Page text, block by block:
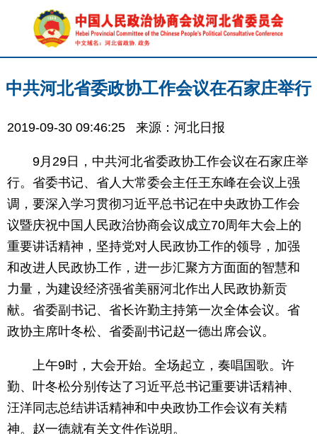
中共河北省委政协工作会议在石家庄举行
2019-09-30 09:46:25 来源：河北日报
9月29日，中共河北省委政协工作会议在石家庄举
行。省委书记、省人大常委会主任王东峰在会议上强
调，要深入学习贯彻习近平总书记在中央政协工作会
议暨庆祝中国人民政治协商会议成立70周年大会上的
重要讲话精神，坚持党对人民政协工作的领导，加强
和改进人民政协工作，进一步汇聚方方面面的智慧和
力量，为建设经济强省美丽河北作出人民政协新贡
献。省委副书记、省长许勤主持第一次全体会议。省
政协主席叶冬松、省委副书记赵一德出席会议。
上午9时，大会开始。全场起立，奏唱国歌。许
勤、叶冬松分别传达了习近平总书记重要讲话精神、
汪洋同志总结讲话精神和中央政协工作会议有关精
神。赵一德就有关文件作说明。